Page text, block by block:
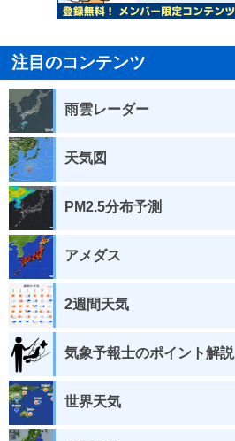
注目のコンテンツ
雨雲レーダー
天気図
PM2.5分布予測
アメダス
2週間天気
気象予報士のポイント解説
世界天気